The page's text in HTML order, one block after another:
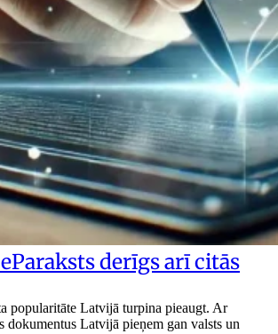
derīgs arī citās
popularitāte Latvijā turpina pieaugt. Ar
dokumentus Latvijā pieņem gan valsts un